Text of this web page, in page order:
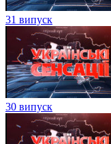
31 випуск
30 випуск